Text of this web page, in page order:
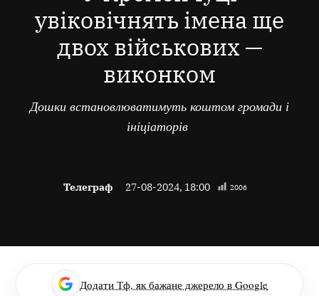
увіковічнять імена ще
двох військових —
виконком
Дошки встановлюватимуть коштом громади і
ініціаторів
Телеграф 27-08-2024, 18:00 2006
Додати Тф, як бажане джерело в Google